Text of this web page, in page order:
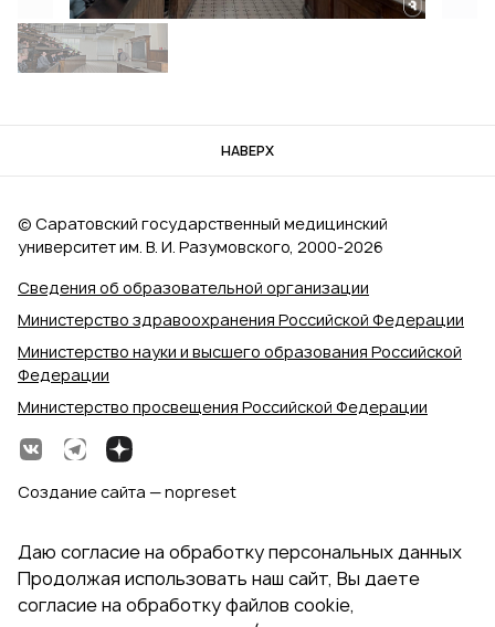
НАВЕРХ
Сведения об образовательной организации
Министерство здравоохранения Российской Федерации
Министерство науки и высшего образования Российской
Федерации
Министерство просвещения Российской Федерации
© Саратовский государственный медицинский
университет им. В. И. Разумовского, 2000‑2026
Создание сайта — nopreset
Даю согласие на обработку персональных данных
Продолжая использовать наш сайт, Вы даете
согласие на обработку файлов cookie,